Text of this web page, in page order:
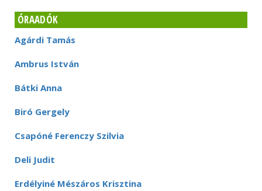
ÓRAADÓK
Agárdi Tamás
Ambrus István
Bátki Anna
Biró Gergely
Csapóné Ferenczy Szilvia
Deli Judit
Erdélyiné Mészáros Krisztina